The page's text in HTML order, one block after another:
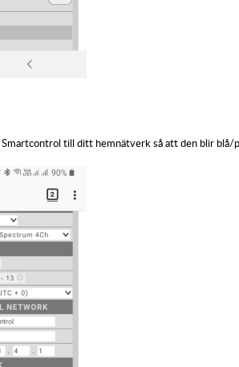
Smartcontroltill ditt hemnätverk så att den blir blå/